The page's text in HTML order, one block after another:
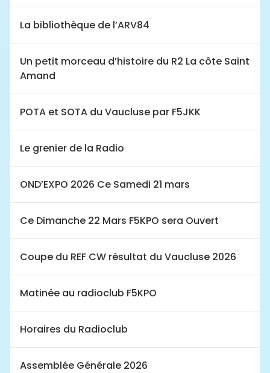
La bibliothèque de l’ARV84
Un petit morceau d’histoire du R2 La côte Saint
Amand
POTA et SOTA du Vaucluse par F5JKK
Le grenier de la Radio
OND’EXPO 2026 Ce Samedi 21 mars
Ce Dimanche 22 Mars F5KPO sera Ouvert
Coupe du REF CW résultat du Vaucluse 2026
Matinée au radioclub F5KPO
Horaires du Radioclub
Assemblée Générale 2026